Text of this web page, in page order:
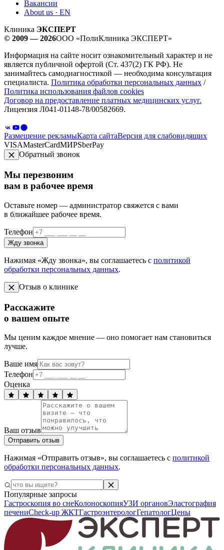
Вакансии
About us · EN
Клиника ЭКСПЕРТ
© 2009 — 2026ООО «ПолиКлиника ЭКСПЕРТ»
Информация на сайте носит ознакомительный характер и не
является публичной офертой (Ст. 437(2) ГК РФ). Не
занимайтесь самодиагностикой — необходима консультация
специалиста. Политика обработки персональных данных /
Политика использования файлов cookies
Договор на предоставление платных медицинских услуг.
Лицензия Л041-01148-78/00582669.
Размещение рекламыКарта сайтаВерсия для слабовидящих
VISAMasterCardМИРSberPay
Обратный звонок
Мы перезвоним
вам в рабочее время
Оставьте номер — администратор свяжется с вами
в ближайшее рабочее время.
Телефон
Жду звонка
Нажимая «Жду звонка», вы соглашаетесь с политикой
обработки персональных данных.
Отзыв о клинике
Расскажите
о вашем опыте
Мы ценим каждое мнение — оно помогает нам становиться
лучше.
Ваше имя
Телефон
Оценка
Ваш отзыв
Отправить отзыв
Нажимая «Отправить отзыв», вы соглашаетесь с политикой
обработки персональных данных.
Популярные запросы
Гастроскопия во снеКолоноскопияУЗИ органовЭластография
печениCheck-up ЖКТГастроэнтерологГепатологЦены